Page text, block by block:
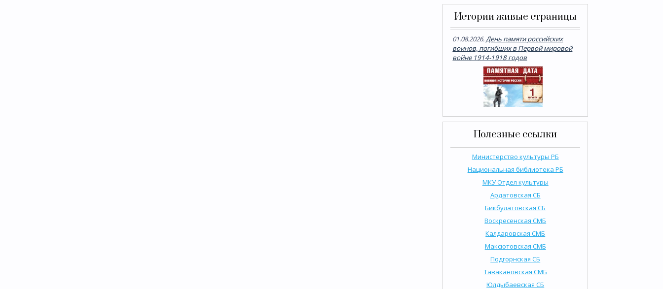
Истории живые страницы
01.08.2026.День памяти российских
воинов, погибших в Первой мировой
войне 1914-1918 годов
Полезные ссылки
Министерство культуры РБ
Национальная библиотека РБ
МКУ Отдел культуры
Ардатовская СБ
Бикбулатовская СБ
Воскресенская СМБ
Калдаровская СМБ
Максютовская СМБ
Подгорнская СБ
Тавакановская СМБ
Юлдыбаевская СБ